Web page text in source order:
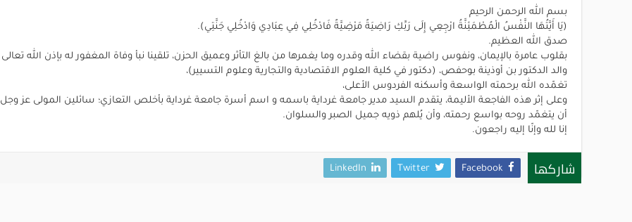
بسم الله الرحمن الرحيم
(يَا أَيَّتُهَا النَّفْسُ الْمُطْمَئِنَّةُ ارْجِعِي إِلَى رَبِّكِ رَاضِيَةً مَرْضِيَّةً فَادْخُلِي فِي عِبَادِي وَادْخُلِي جَنَّتِي).
صدق الله العظيم.
بقلوب عامرة بالإيمان، ونفوس راضية بقضاء الله وقدره وما يغمرها من بالغ التأثر وعميق الحزن، تلقينا نبأ وفاة المغفور له بإذن الله تعالى
والد الدكتور بن أوذينة بوحفص، (دكتور في كلية العلوم الاقتصادية والتجارية وعلوم التسيير)،
تغمّده الله برحمته الواسعة وأسكنه الفردوس الأعلى،
وعلى إثر هذه الفاجعة الأليمة، يتقدم السيد مدير جامعة غرداية باسمه و اسم أسرة جامعة غرداية بأخلص التعازي؛ سائلين المولى عز وجل
أن يتغمّد روحه بواسع رحمته، وأن يُلهم ذويه جميل الصبر والسلوان.
إنا لله وإنّا إليه راجعون.
شاركها Facebook
Twitter
LinkedIn